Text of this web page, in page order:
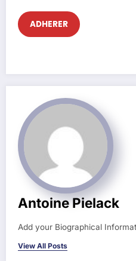
ADHERER
Antoine Pielack
Add your Biographical
View All Posts